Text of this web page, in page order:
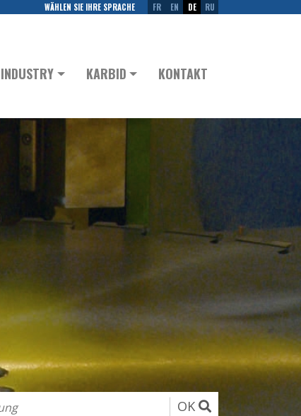
WÄHLEN SIE IHRE SPRACHE FR EN DE RU
INDUSTRY KARBID KONTAKT
OK